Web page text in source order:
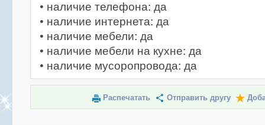
• наличие телефона: да
• наличие интернета: да
• наличие мебели: да
• наличие мебели на кухне: да
• наличие мусоропровода: да
Распечатать Отправить другу